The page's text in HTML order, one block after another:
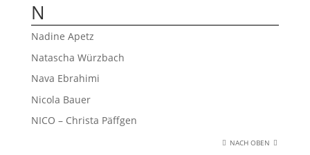
N
Nadine Apetz
Natascha Würzbach
Nava Ebrahimi
Nicola Bauer
NICO – Christa Päffgen
NACH OBEN